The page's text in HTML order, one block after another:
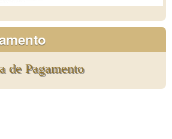
de Pagamento